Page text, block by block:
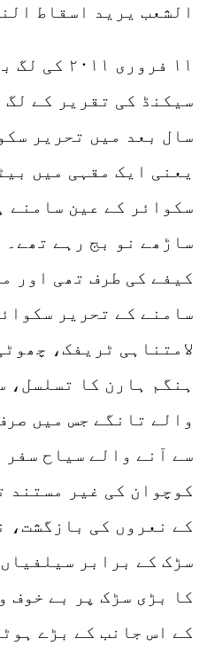
الشعب یرید اسقاط
۱۱ فروری
سیکنڈ کی تقریر کے لگ
سال بعد میں تحریر
یعنی ایک مقہی میں
سکوائر کے عین سامنے
ساڑھے نو بج رہے
کیفے کی طرف تھی اور
سامنے کے تحریر
لامتناہی ٹریفک،
ہنگم ہارن کا تسلسل،
والے تانگے جس میں
سے آنے والے سیاح سفر
کوچوان کی غیر مستند
کے نعروں کی بازگشت،
سڑک کے برابر
کا بڑی سڑک پر بے خوف
کے اس جانب کے بڑے